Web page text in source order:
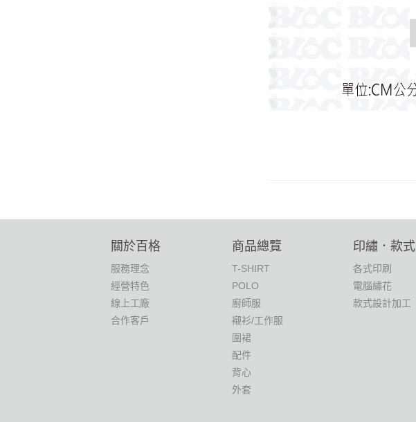
關於百格
服務理念
經營特色
線上工廠
合作客戶
商品總覽
T-SHIRT
POLO
廚師服
襯衫/工作服
圍裙
配件
背心
外套
印繡．款式
各式印刷
電腦繡花
款式設計加工